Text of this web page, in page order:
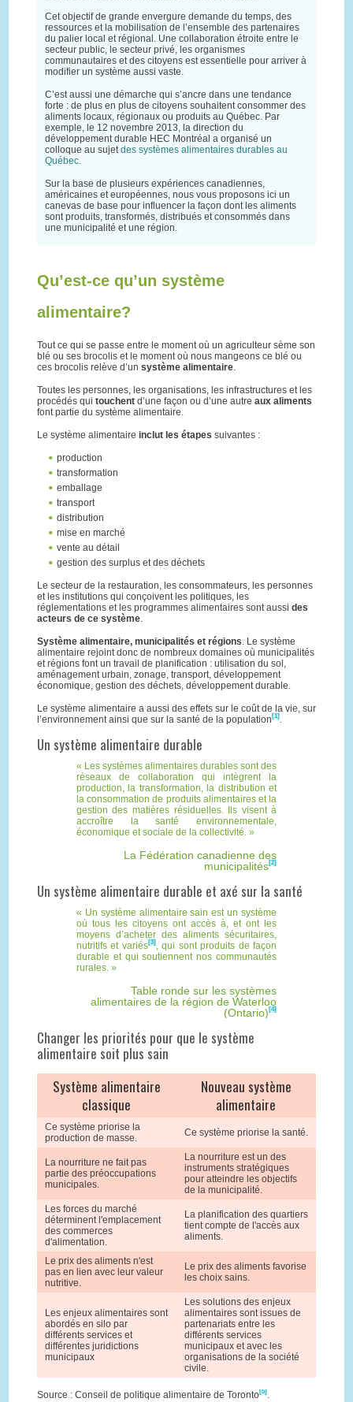
Cet objectif de grande envergure demande du temps, des
ressources et la mobilisation de l’ensemble des partenaires
du palier local et régional. Une collaboration étroite entre le
secteur public, le secteur privé, les organismes
communautaires et des citoyens est essentielle pour arriver à
modifier un système aussi vaste.
C’est aussi une démarche qui s’ancre dans une tendance
forte : de plus en plus de citoyens souhaitent consommer des
aliments locaux, régionaux ou produits au Québec. Par
exemple, le 12 novembre 2013, la direction du
développement durable HEC Montréal a organisé un
colloque au sujetdes systèmes alimentaires durables au
Québec.
Sur la base de plusieurs expériences canadiennes,
américaines et européennes, nous vous proposons ici un
canevas de base pour influencer la façon dont les aliments
sont produits, transformés, distribués et consommés dans
une municipalité et une région.
Qu’est-ce qu’un système
alimentaire?
Tout ce qui se passe entre le moment où un agriculteur sème son
blé ou ses brocolis et le moment où nous mangeons ce blé ou
ces brocolis relève d’un système alimentaire.
Toutes les personnes, les organisations, les infrastructures et les
procédés qui touchent d’une façon ou d’une autre aux aliments
font partie du système alimentaire.
Le système alimentaire inclut les étapes suivantes :
production
transformation
emballage
transport
distribution
mise en marché
vente au détail
gestion des surplus et des déchets
Le secteur de la restauration, les consommateurs, les personnes
et les institutions qui conçoivent les politiques, les
réglementations et les programmes alimentaires sont aussi des
acteurs de ce système.
Système alimentaire, municipalités et régions . Le système
alimentaire rejoint donc de nombreux domaines où municipalités
et régions font un travail de planification : utilisation du sol,
aménagement urbain, zonage, transport, développement
économique, gestion des déchets, développement durable.
Le système alimentaire a aussi des effets sur le coût de la vie, sur
l’environnement ainsi que sur la santé de la population [1] .
Un système alimentaire durable
Les systèmes alimentaires durables sont des
réseaux de collaboration qui intègrent la
production, la transformation, la distribution et
la consommation de produits alimentaires et la
gestion des matières résiduelles. Ils visent à
accroître la santé environnementale,
économique et sociale de la collectivité.
La Fédération canadienne des
municipalités[2]
Un système alimentaire durable et axé sur la santé
Un système alimentaire sain est un système
où tous les citoyens ont accès à, et ont les
moyens d’acheter des aliments sécuritaires,
nutritifs et variés[3], qui sont produits de façon
durable et qui soutiennent nos communautés
rurales.
Table ronde sur les systèmes
alimentaires de la région de Waterloo
(Ontario)[4]
Changer les priorités pour que le système
alimentaire soit plus sain
Système alimentaire
classique
Nouveau système
alimentaire
Ce système priorise la
production de masse.
Ce système priorise la santé.
La nourriture ne fait pas
partie des préoccupations
municipales.
La nourriture est un des
instruments stratégiques
pour atteindre les objectifs
de la municipalité.
Les forces du marché
déterminent l'emplacement
des commerces
d'alimentation.
La planification des quartiers
tient compte de l'accès aux
aliments.
Le prix des aliments n'est
pas en lien avec leur valeur
nutritive.
Le prix des aliments favorise
les choix sains.
Les enjeux alimentaires sont
abordés en silo par
différents services et
différentes juridictions
municipaux
Les solutions des enjeux
alimentaires sont issues de
partenariats entre les
différents services
municipaux et avec les
organisations de la société
civile.
Source : Conseil de politique alimentaire de Toronto[5].